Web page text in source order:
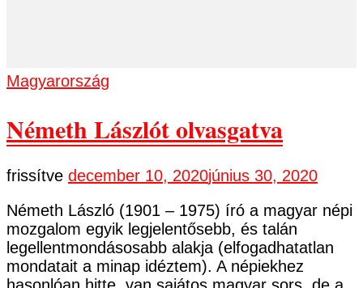
Magyarország
Németh Lászlót olvasgatva
frissítve december 10, 2020június 30, 2020
Németh László (1901 – 1975) író a magyar népi
mozgalom egyik legjelentősebb, és talán
legellentmondásosabb alakja (elfogadhatatlan
mondatait a minap idéztem). A népiekhez